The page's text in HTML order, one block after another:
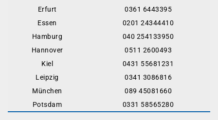
Erfurt
0361 6443395
Essen
0201 24344410
Hamburg
040 254133950
Hannover
0511 2600493
Kiel
0431 55681231
Leipzig
0341 3086816
München
089 45081660
Potsdam
0331 58565280